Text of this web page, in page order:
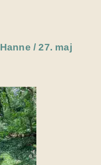
Hanne/27. maj